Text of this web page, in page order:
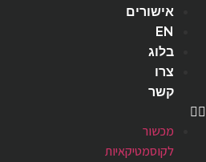
אישורים
EN
בלוג
צרו
קשר
מכשור
לקוסמטיקאיות